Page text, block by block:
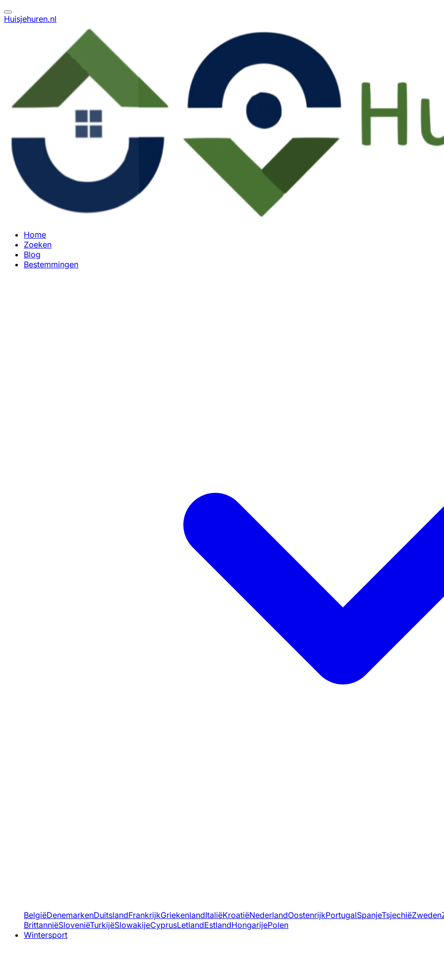
Huisjehuren.nl
Home
Zoeken
Blog
Bestemmingen
BelgiëDenemarkenDuitslandFrankrijkGriekenlandItaliëKroatiëNederlandOostenrijkPortugalSpanjeTsjechiëZweden
BrittanniëSloveniëTurkijëSlowakijeCyprusLetlandEstlandHongarijePolen
Wintersport